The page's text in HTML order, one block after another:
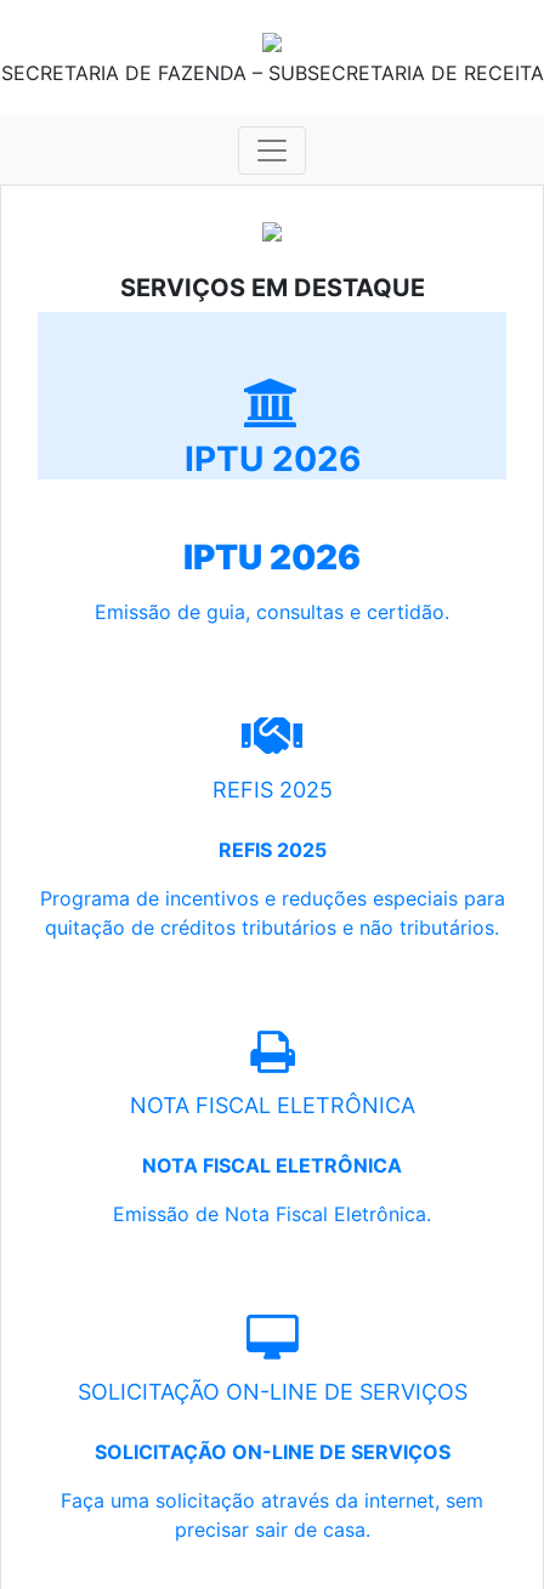
SECRETARIA DE FAZENDA – SUBSECRETARIA DE RECEITA
SERVIÇOS EM DESTAQUE
IPTU 2026
IPTU 2026
Emissão de guia, consultas e certidão.
REFIS 2025
REFIS 2025
Programa de incentivos e reduções especiais para
quitação de créditos tributários e não tributários.
NOTA FISCAL ELETRÔNICA
NOTA FISCAL ELETRÔNICA
Emissão de Nota Fiscal Eletrônica.
SOLICITAÇÃO ON-LINE DE SERVIÇOS
SOLICITAÇÃO ON-LINE DE SERVIÇOS
Faça uma solicitação através da internet, sem
precisar sair de casa.